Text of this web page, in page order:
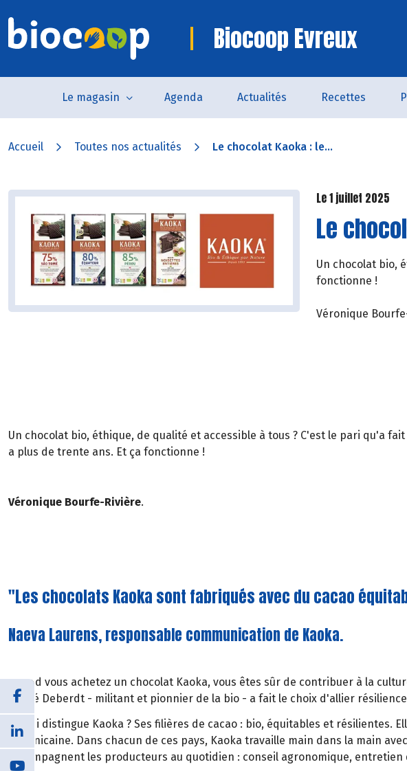
Biocoop Evreux
Le magasin Agenda Actualités Recettes
Accueil Toutes nos actualités Le chocolat Kaoka : le...
Le 1 juillet 2025
Le
Un chocolat bio,
fonctionne !
Véronique
Un chocolat bio, éthique, de qualité et accessible à tous ? C'est le pari qu'a fait
a plus de trente ans. Et ça fonctionne !
Véronique Bourfe-Rivière.
"Les chocolats Kaoka sont fabriqués avec du cacao
Naeva Laurens, responsable communication de Kaoka.
Quand vous achetez un chocolat Kaoka, vous êtes sûr de contribuer à la
André Deberdt - militant et pionnier de la bio - a fait le choix d'allier
Ce qui distingue Kaoka ? Ses filières de cacao : bio, équitables et
dominicaine. Dans chacun de ces pays, Kaoka travaille main dans la main
accompagnent les producteurs au quotidien : conseil agronomique,